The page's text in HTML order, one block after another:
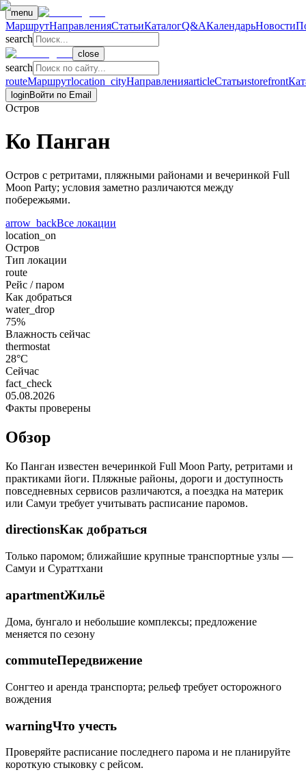
menu
МаршрутНаправленияСтатьиКаталогQ&AКалендарьНовости
search
close
search
routeМаршрутlocation_cityНаправленияarticleСтатьиstorefront
loginВойти по Email
Остров
Ко Панган
Остров с ретритами, пляжными районами и вечеринкой Full
Moon Party; условия заметно различаются между
побережьями.
arrow_backВсе локации
location_on
Остров
Тип локации
route
Рейс / паром
Как добраться
water_drop
75%
Влажность сейчас
thermostat
28°C
Сейчас
fact_check
05.08.2026
Факты проверены
Обзор
Ко Панган известен вечеринкой Full Moon Party, ретритами и
практиками йоги. Пляжные районы, дороги и доступность
повседневных сервисов различаются, а поездка на материк
или Самуи требует учитывать расписание паромов.
directionsКак добраться
Только паромом; ближайшие крупные транспортные узлы —
Самуи и Сураттхани
apartmentЖильё
Дома, бунгало и небольшие комплексы; предложение
меняется по сезону
commuteПередвижение
Сонгтео и аренда транспорта; рельеф требует осторожного
вождения
warningЧто учесть
Проверяйте расписание последнего парома и не планируйте
короткую стыковку с рейсом.